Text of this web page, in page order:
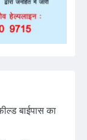
बाईपास का